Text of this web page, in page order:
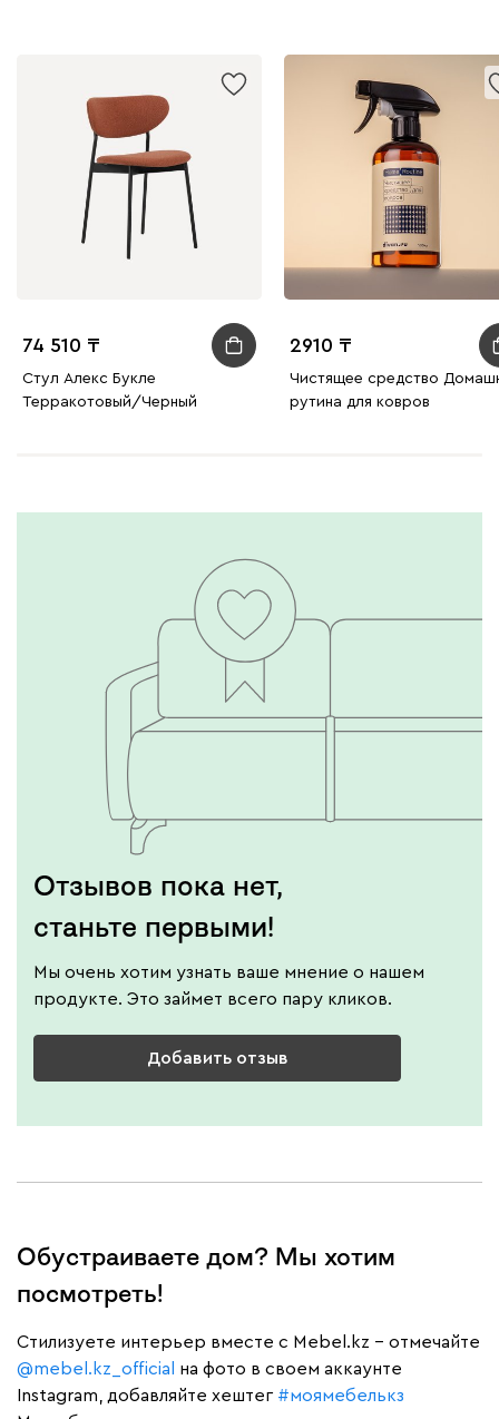
74 510
Стул Алекс Букле
Терракотовый/Черный
2910
Чистящее средство
рутина для ковров
Отзывов пока нет,
станьте первыми!
Мы очень хотим узнать ваше мнение о нашем
продукте. Это займет всего пару кликов.
Добавить отзыв
Обустраиваете дом? Мы хотим
посмотреть!
Cтилизуете интерьер вместе с Mebel.kz – отмечайте
@mebel.kz_official
на фото в своем аккаунте
Instagram, добавляйте хештег #моямебелькз